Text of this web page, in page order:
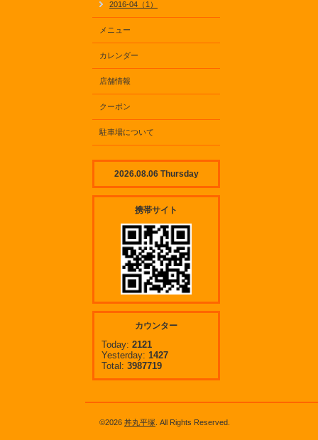
2016-04（1）
メニュー
カレンダー
店舗情報
クーポン
駐車場について
2026.08.06 Thursday
携帯サイト
カウンター
Today: 2121
Yesterday: 1427
Total: 3987719
©2026 丼丸平塚 . All Rights Reserved.